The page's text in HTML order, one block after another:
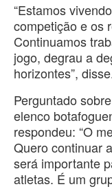
“Estamos
competição e os
Continuamos
jogo, degrau a
horizontes”,
Perguntado
elenco
respondeu: “O
Quero continuar
será importante
atletas. É um